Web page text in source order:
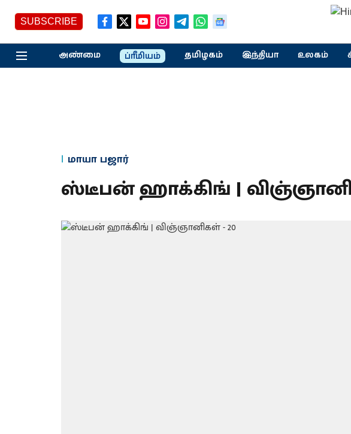
SUBSCRIBE
அண்மை ப்ரீமியம் தமிழகம் இந்தியா உலகம்
மாயா பஜார்
ஸ்டீபன் ஹாக்கிங் |